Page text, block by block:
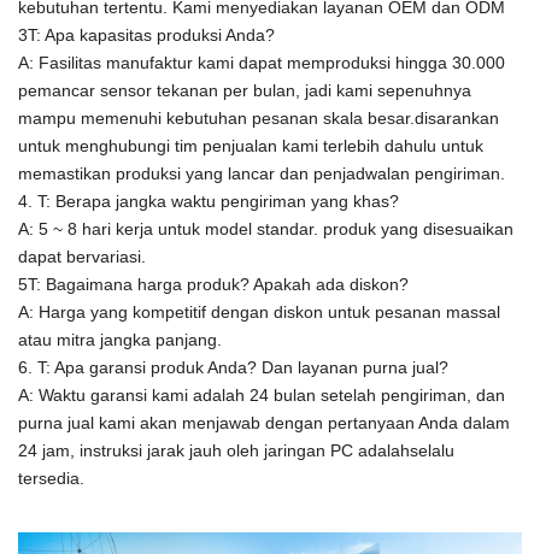
kebutuhan tertentu.
Kami menyediakan layanan OEM dan ODM
3T: Apa kapasitas produksi Anda?
A: Fasilitas manufaktur kami dapat memproduksi hingga 30.000
pemancar sensor tekanan per bulan, jadi kami sepenuhnya
mampu memenuhi kebutuhan pesanan skala besar.disarankan
untuk menghubungi tim penjualan kami terlebih dahulu untuk
memastikan produksi yang lancar dan penjadwalan pengiriman.
4. T: Berapa jangka waktu pengiriman yang khas?
A: 5 ~ 8 hari kerja untuk model standar. produk yang disesuaikan
dapat bervariasi.
5T: Bagaimana harga produk? Apakah ada diskon?
A: Harga yang kompetitif dengan diskon untuk pesanan massal
atau mitra jangka panjang.
6. T: Apa garansi produk Anda? Dan layanan purna jual?
A: Waktu garansi kami adalah 24 bulan setelah pengiriman, dan
purna jual kami akan menjawab dengan pertanyaan Anda dalam
24 jam, instruksi jarak jauh oleh jaringan PC adalahselalu
tersedia.